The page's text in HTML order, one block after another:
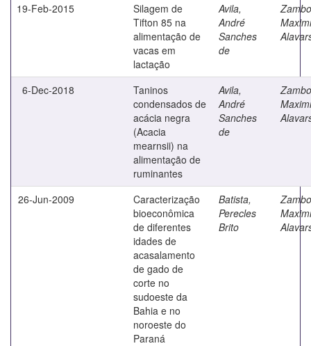
19-Feb-2015
Silagem de
Tifton 85 na
alimentação de
vacas em
lactação
Avila,
André
Sanches
de
6-Dec-2018
Taninos
condensados de
acácia negra
(Acacia
mearnsii) na
alimentação de
ruminantes
Avila,
André
Sanches
de
26-Jun-2009
Caracterização
bioeconômica
de diferentes
idades de
acasalamento
de gado de
corte no
sudoeste da
Bahia e no
noroeste do
Paraná
Batista,
Perecles
Brito